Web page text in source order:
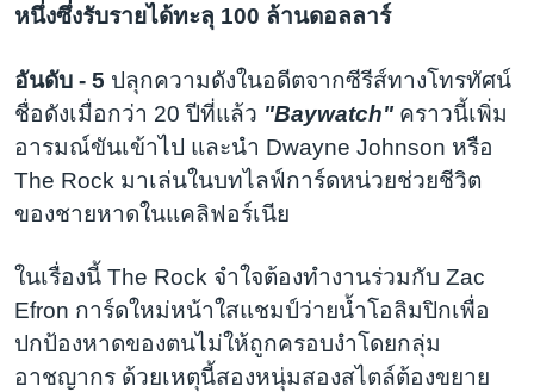
หนึ่งซึ่งรับรายได้ทะลุ 100 ล้านดอลลาร์
อันดับ - 5 ปลุกความดังในอดีตจากซีรีส์ทางโทรทัศน์
ชื่อดังเมื่อกว่า 20 ปีที่แล้ว "Baywatch" คราวนี้เพิ่ม
อารมณ์ขันเข้าไป และนำ Dwayne Johnson หรือ
The Rock มาเล่นในบทไลฟ์การ์ดหน่วยช่วยชีวิต
ของชายหาดในแคลิฟอร์เนีย
ในเรื่องนี้ The Rock จำใจต้องทำงานร่วมกับ Zac
Efron การ์ดใหม่หน้าใสแชมป์ว่ายน้ำโอลิมปิกเพื่อ
ปกป้องหาดของตนไม่ให้ถูกครอบงำโดยกลุ่ม
อาชญากร ด้วยเหตุนี้สองหนุ่มสองสไตล์ต้องขยาย